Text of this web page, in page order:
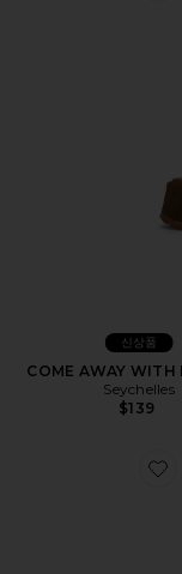
신상품
COME AWAY WITH
Seychelles
$139